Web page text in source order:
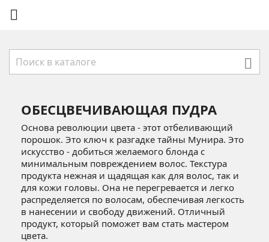


ОБЕСЦВЕЧИВАЮЩАЯ ПУДРА
Основа революции цвета - этот отбеливающий
порошок. Это ключ к разгадке тайны Мунира. Это
искусство - добиться желаемого блонда с
минимальным повреждением волос. Текстура
продукта нежная и щадящая как для волос, так и
для кожи головы. Она не перегревается и легко
распределяется по волосам, обеспечивая легкость
в нанесении и свободу движений. Отличный
продукт, который поможет вам стать мастером
цвета.